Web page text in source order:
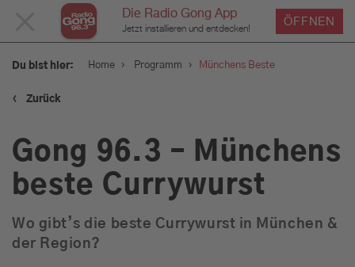
Die Radio Gong App
Jetzt installieren und entdecken!
ÖFFNEN
SCHLIESSEN
Programm
Aktionen & Events
Du bist hier: Home › Programm › Münchens Beste
‹ Zurück
Gong 96.3 – Münchens
beste Currywurst
Wo gibt’s die beste Currywurst in München &
der Region?